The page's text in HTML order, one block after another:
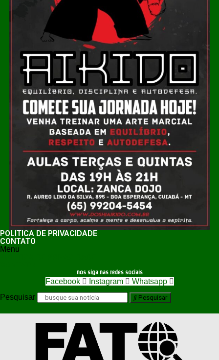
POLÍTICA DE PRIVACIDADE
CONTATO
Menu
nos siga nas redes sociais
Facebook Instagram
Whatsapp
Pesquisar
Pesquisar